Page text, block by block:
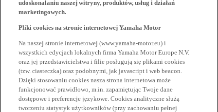
udoskonalaniu naszej witryny, produktów, usług i działań
marketingowych.
Pliki cookies na stronie internetowej Yamaha Motor
Na naszej stronie internetowej (www.yamaha-motor.eu) i
wszystkich edycjach lokalnych firma Yamaha Motor Europe N.V.
oraz jej przedstawicielstwa i filie posługują się plikami cookies
(tzw. ciasteczka) oraz podobnymi, jak javascript i web beacon.
Dzięki stosowaniu cookies nasza strona internetowa może
funkcjonować prawidłowo, m.in. zapamiętując Twoje dane
dostępowe i preferencje językowe. Cookies analityczne służą
tworzeniu statystyk użytkowników (przy zachowaniu pełnej